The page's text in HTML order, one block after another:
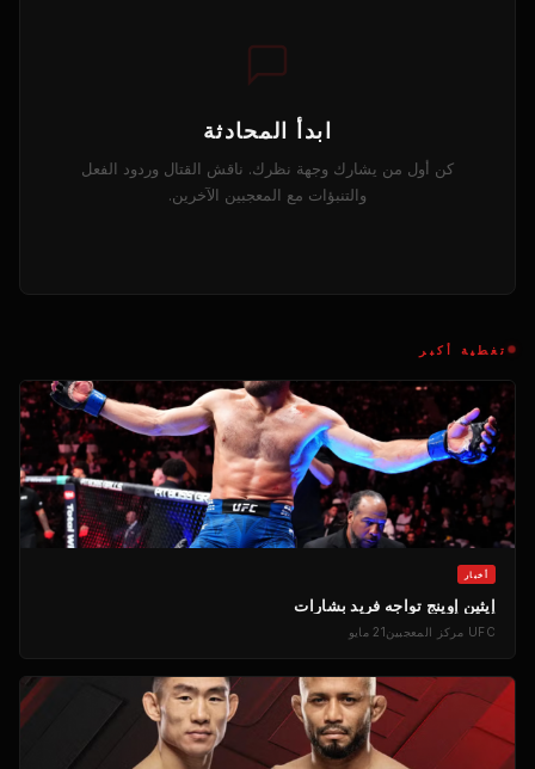
ابدأ المحادثة
كن أول من يشارك وجهة نظرك. ناقش القتال وردود الفعل
والتنبؤات مع المعجبين الآخرين.
تغطية أكبر
أخبار
إيثين إوينج تواجه فريد بشارات
UFC مركز المعجبين 21 مايو